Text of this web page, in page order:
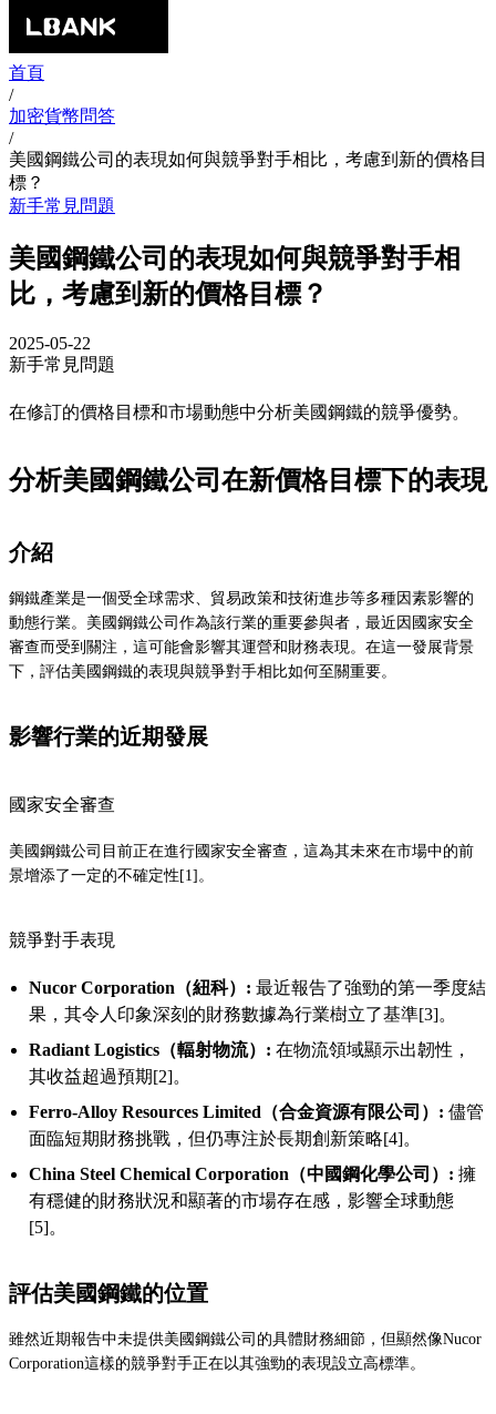
首頁
/
加密貨幣問答
/
美國鋼鐵公司的表現如何與競爭對手相比，考慮到新的價格目
標？
新手常見問題
美國鋼鐵公司的表現如何與競爭對手相
比，考慮到新的價格目標？
2025-05-22
新手常見問題
在修訂的價格目標和市場動態中分析美國鋼鐵的競爭優勢。
分析美國鋼鐵公司在新價格目標下的表現
介紹
鋼鐵產業是一個受全球需求、貿易政策和技術進步等多種因素影響的
動態行業。美國鋼鐵公司作為該行業的重要參與者，最近因國家安全
審查而受到關注，這可能會影響其運營和財務表現。在這一發展背景
下，評估美國鋼鐵的表現與競爭對手相比如何至關重要。
影響行業的近期發展
國家安全審查
美國鋼鐵公司目前正在進行國家安全審查，這為其未來在市場中的前
景增添了一定的不確定性[1]。
競爭對手表現
Nucor Corporation（紐科）: 最近報告了強勁的第一季度結
果，其令人印象深刻的財務數據為行業樹立了基準[3]。
Radiant Logistics（輻射物流）: 在物流領域顯示出韌性，
其收益超過預期[2]。
Ferro-Alloy Resources Limited（合金資源有限公司）: 儘管
面臨短期財務挑戰，但仍專注於長期創新策略[4]。
China Steel Chemical Corporation（中國鋼化學公司）: 擁
有穩健的財務狀況和顯著的市場存在感，影響全球動態
[5]。
評估美國鋼鐵的位置
雖然近期報告中未提供美國鋼鐵公司的具體財務細節，但顯然像Nucor
Corporation這樣的競爭對手正在以其強勁的表現設立高標準。